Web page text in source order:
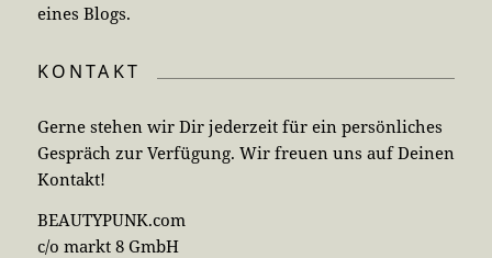
eines Blogs.
KONTAKT
Gerne stehen wir Dir jederzeit für ein persönliches
Gespräch zur Verfügung. Wir freuen uns auf Deinen
Kontakt!
BEAUTYPUNK.com
c/o markt 8 GmbH